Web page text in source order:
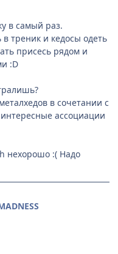
в самый раз.
треник и кедосы одеть
присесь рядом и
:D
в сочетании с
ассоциации
нехорошо :( Надо